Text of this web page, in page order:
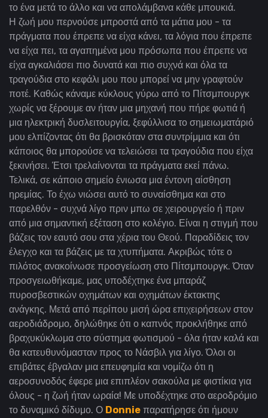
το ένα μετά το άλλο και να απολάμβανα κάθε μπουκιά.
Η ζωή μου περνούσε μπροστά από τα μάτια μου - τα
πράγματα που έπρεπε να είχα κάνει, τα λόγια που έπρεπε
να είχα πει, τα αγαπημένα μου πρόσωπα που έπρεπε να
είχα αγκαλιάσει πιο δυνατά και πιο συχνά και όλα τα
τραγούδια στο κεφάλι μου που μπορεί να μην γραφτούν
ποτέ. Καθώς κάναμε κύκλους γύρω από το Πίτσμπουργκ
χωρίς να ξέρουμε αν ήταν μια μηχανή που πήρε φωτιά ή
μια ηλεκτρική δυσλειτουργία, ξεφύλλισα το σημειωματάριό
μου ελπίζοντας ότι θα βρισκόταν στα συντρίμμια και ότι
κάποιος θα μπορούσε να τελειώσει τα τραγούδια που είχα
ξεκινήσει. Έτσι τρελαίνονται τα πράγματα εκεί πάνω.
Τελικά, σε κάποιο σημείο ένιωσα μια έντονη αίσθηση
ηρεμίας. Το έχω νιώσει αυτό το συναίσθημα και στο
παρελθόν - συχνά λίγο πριν μπω σε χειρουργείο ή πριν
από μια σημαντική εξέταση στο κολέγιο. Είναι η στιγμή που
βάζεις τον εαυτό σου στα χέρια του Θεού. Παραδίδεις τον
έλεγχο και τα βάζεις με τα χτυπήματα. Ακριβώς τότε ο
πιλότος ανακοίνωσε προσγείωση στο Πίτσμπουργκ. Όταν
προσγειωθήκαμε, μας υποδέχτηκε ένα μπαράζ
πυροσβεστικών οχημάτων και οχημάτων έκτακτης
ανάγκης. Μετά από περίπου μισή ώρα επιχειρήσεων στον
αεροδιάδρομο, δηλώθηκε ότι ο καπνός προκλήθηκε από
βραχυκύκλωμα στο σύστημα φωτισμού - όλα ήταν καλά και
θα κατευθυνόμασταν προς το Νάσβιλ για λίγο. Όλοι οι
επιβάτες έβγαλαν μια επευφημία και νομίζω ότι η
αεροσυνοδός έφερε μια επιπλέον σακούλα με φιστίκια για
όλους - η ζωή ήταν ωραία! Με υποδέχτηκε στο αεροδρόμιο
το δυναμικό δίδυμο. Ο Donnie παρατήρησε ότι ήμουν